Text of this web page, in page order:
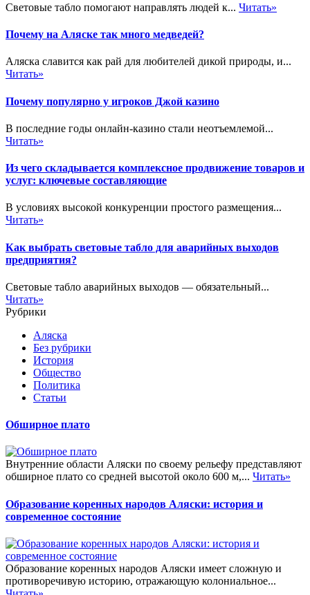
Световые табло помогают направлять людей к... Читать»
Почему на Аляске так много медведей?
Аляска славится как рай для любителей дикой природы, и...
Читать»
Почему популярно у игроков Джой казино
В последние годы онлайн-казино стали неотъемлемой...
Читать»
Из чего складывается комплексное продвижение товаров и
услуг: ключевые составляющие
В условиях высокой конкуренции простого размещения...
Читать»
Как выбрать световые табло для аварийных выходов
предприятия?
Световые табло аварийных выходов — обязательный...
Читать»
Рубрики
Аляска
Без рубрики
История
Общество
Политика
Статьи
Обширное плато
Внутренние области Аляски по своему рельефу представляют
обширное плато со средней высотой около 600 м,... Читать»
Образование коренных народов Аляски: история и
современное состояние
Образование коренных народов Аляски имеет сложную и
противоречивую историю, отражающую колониальное...